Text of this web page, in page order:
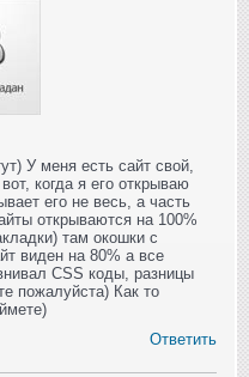
У меня есть сайт свой,
когда я его открываю
его не весь, а часть
открываются на 100%
там окошки с
виден на 80% а все
CSS коды, разницы
пожалуйста) Как то
Ответить